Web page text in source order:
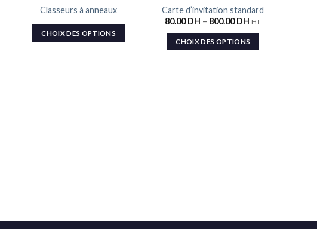
Ajouter
de
RUPTURE DE STOCK
Classeurs à anneaux
CHOIX DES OPTIONS
Ajouter
à la liste
souhaits
Carte d’invitation standard
80.00 DH – 800.00 DH HT
CHOIX DES OPTIONS